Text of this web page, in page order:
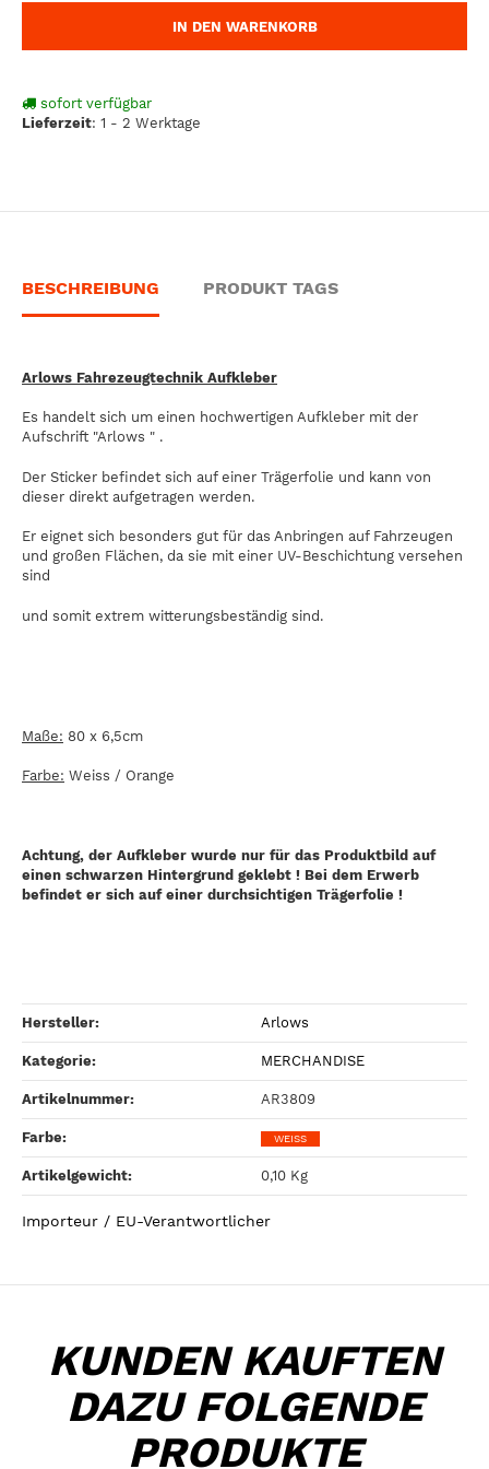
IN DEN WARENKORB
sofort verfügbar
Lieferzeit: 1 - 2 Werktage
BESCHREIBUNG PRODUKT TAGS
Arlows Fahrezeugtechnik Aufkleber
Es handelt sich um einen hochwertigen Aufkleber mit der
Aufschrift "Arlows " .
Der Sticker befindet sich auf einer Trägerfolie und kann von
dieser direkt aufgetragen werden.
Er eignet sich besonders gut für das Anbringen auf Fahrzeugen
und großen Flächen, da sie mit einer UV-Beschichtung versehen
sind
und somit extrem witterungsbeständig sind.
Maße: 80 x 6,5cm
Farbe: Weiss / Orange
Achtung, der Aufkleber wurde nur für das Produktbild auf
einen schwarzen Hintergrund geklebt ! Bei dem Erwerb
befindet er sich auf einer durchsichtigen Trägerfolie !
Hersteller: Arlows
Kategorie: MERCHANDISE
Artikelnummer: AR3809
Farbe‍: WEISS
Artikelgewicht‍: 0,10 Kg
Importeur / EU-Verantwortlicher
KUNDEN KAUFTEN
DAZU FOLGENDE
PRODUKTE